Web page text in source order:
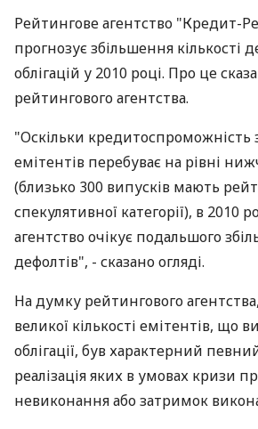
Рейтингове агентство "Кредит-
прогнозує збільшення кількості
облігацій у 2010 році. Про це
рейтингового агентства.
"Оскільки кредитоспроможність
емітентів перебуває на рівні
(близько 300 випусків мають
спекулятивної категорії), в 2010
агентство очікує подальшого
дефолтів", - сказано огляді.
На думку рейтингового
великої кількості емітентів, що
облігації, був характерний
реалізація яких в умовах кризи
невиконання або затримок